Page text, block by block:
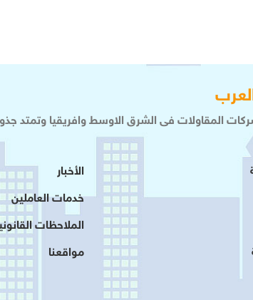
المقاولات فى الشرق الاوسط وافريقيا وتمتد
الأخبار
خدمات العاملين
الملاحظات
مواقعنا